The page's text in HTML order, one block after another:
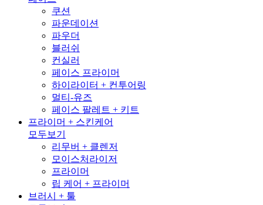
쿠션
파운데이션
파우더
블러쉬
컨실러
페이스 프라이머
하이라이터 + 컨투어링
멀티-유즈
페이스 팔레트 + 키트
프라이머 + 스킨케어
모두보기
리무버 + 클렌저
모이스처라이저
프라이머
립 케어 + 프라이머
브러시 + 툴